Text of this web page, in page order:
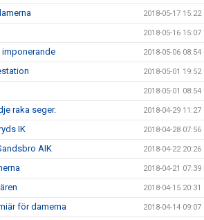
2018-05-17 15:22
2018-05-16 15:07
imponerande 2018-05-06 08:54
2018-05-01 19:52
2018-05-01 08:54
raka seger. 2018-04-29 11:27
IK 2018-04-28 07:56
AIK 2018-04-22 20:26
2018-04-21 07:39
2018-04-15 20:31
för damerna 2018-04-14 09:07